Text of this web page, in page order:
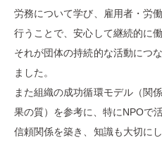
労務について学び、雇用者・労
行うことで、安心して継続的に
それが団体の持続的な活動につ
ました。
また組織の成功循環モデル（関
果の質）を参考に、特にNPOで
信頼関係を築き、知識も大切に